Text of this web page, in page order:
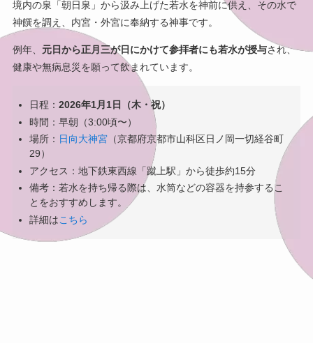
境内の泉「朝日泉」から汲み上げた若水を神前に供え、その水で
神饌を調え、内宮・外宮に奉納する神事です。
例年、 元日から正月三が日にかけて参拝者にも若水が授与され、
健康や無病息災を願って飲まれています。
日程：2026年1月1日（木・祝）
時間：早朝（3:00頃〜）
場所： 日向大神宮 （京都府京都市山科区日ノ岡一切経谷町
29）
アクセス：地下鉄東西線「蹴上駅」から徒歩約15分
備考：若水を持ち帰る際は、水筒などの容器を持参するこ
とをおすすめします。
詳細はこちら